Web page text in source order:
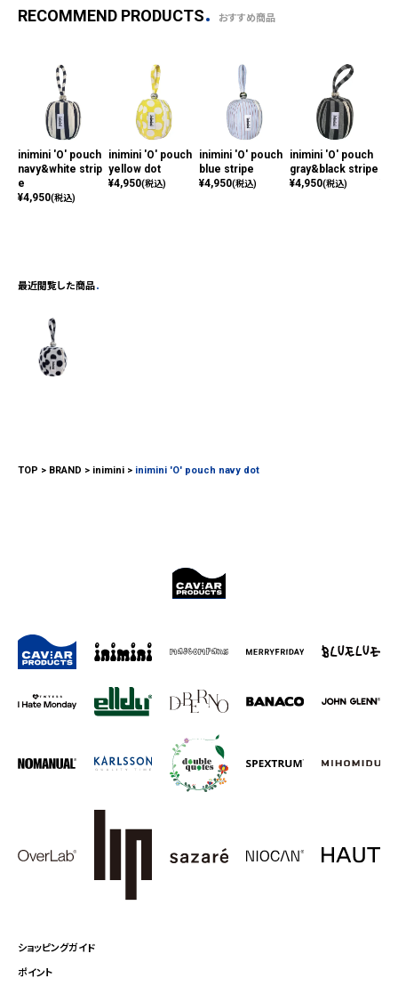
RECOMMEND PRODUCTS おすすめ商品
inimini 'O' pouch
navy&white strip
e
¥4,950(税込)
inimini 'O' pouch
yellow dot
¥4,950(税込)
inimini 'O' pouch
blue stripe
¥4,950(税込)
inimini 'O' pouch
gray&black stripe
¥4,950(税込)
最近閲覧した商品
TOP BRAND inimini inimini 'O' pouch navy dot
ショッピングガイド
ポイント